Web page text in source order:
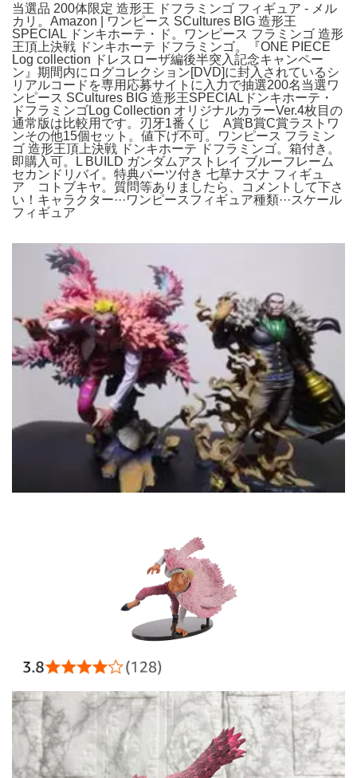
当選品 200体限定 造形王 ドフラミンゴ フィギュア - メル
カリ。Amazon | ワンピース SCultures BIG 造形王
SPECIAL ドンキホーテ・ド。ワンピース フラミンゴ 造形
王頂上決戦 ドンキホーテ ドフラミンゴ。『ONE PIECE
Log collection ドレスローザ編後半突入記念キャンペー
ン』期間内にログコレクション[DVD]に封入されているシ
リアルコードを専用応募サイトに入力で抽選200名当選ワ
ンピース SCultures BIG 造形王SPECIALドンキホーテ・
ドフラミンゴLog Collection オリジナルカラーVer.4枚目の
通常版は比較用です。刃牙1番くじ A賞B賞C賞ラストワ
ンその他15個セット。値下げ不可。ワンピース フラミン
ゴ 造形王頂上決戦 ドンキホーテ ドフラミンゴ。箱付き。
即購入可。L BUILD ガンダムアストレイ ブルーフレーム
セカンドリバイ。特典パーツ付き 七草ナズナ フィギュ
ア コトブキヤ。質問等ありましたら、コメントして下さ
い！キャラクター···ワンピースフィギュア種類···スケール
フィギュア